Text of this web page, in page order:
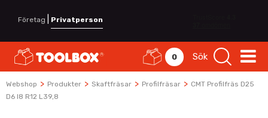
Företag Privatperson
0 Sök
Webshop > Produkter > Skaftfräsar > Profilfräsar > CMT Profilfräs D25
D6 I8 R12 L39,8